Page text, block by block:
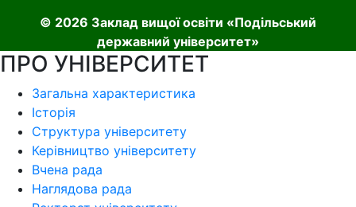
© 2026 Заклад вищої освіти «Подільський
державний університет»
ПРО УНІВЕРСИТЕТ
Загальна характеристика
Історія
Структура університету
Керівництво університету
Вчена рада
Наглядова рада